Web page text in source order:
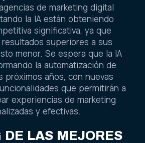
de marketing digital
la IA están obteniendo
significativa, ya que
superiores a sus
menor. Se espera que la IA
la automatización de
próximos años, con nuevas
que permitirán a
experiencias de marketing
y efectivas.
DE LAS MEJORES